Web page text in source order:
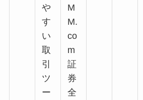
や
す
い
取
引
ツ
ー
M
M.
co
m
証
券
全